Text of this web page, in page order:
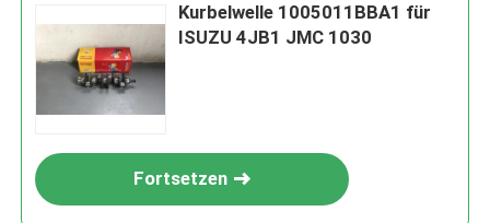
Kurbelwelle 1005011BBA1 für
ISUZU 4JB1 JMC 1030
Fortsetzen